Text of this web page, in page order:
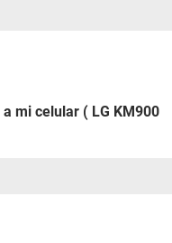
mi celular ( LG KM900